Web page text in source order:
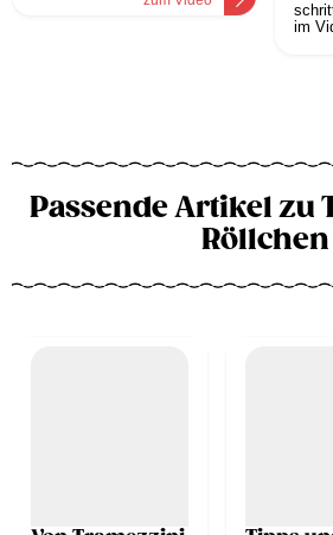
im
Passende Artikel zu
Röllchen